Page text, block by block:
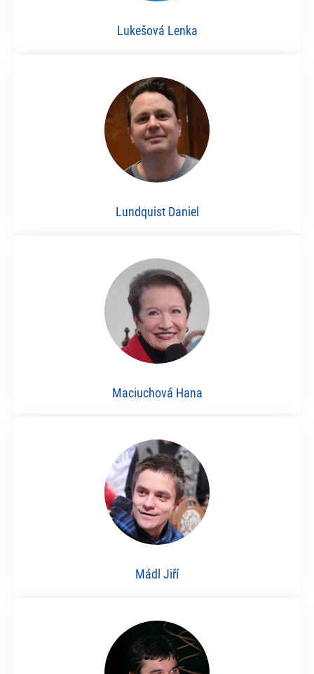
Lukešová Lenka
Lundquist Daniel
Maciuchová Hana
Mádl Jiří